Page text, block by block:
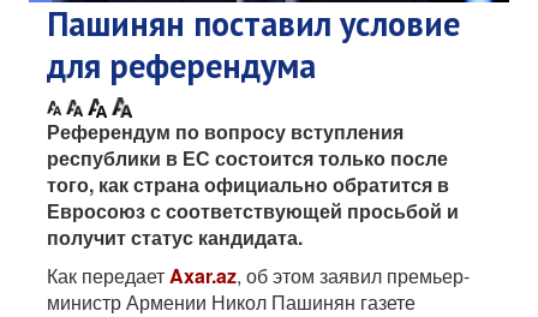
Пашинян поставил условие
для референдума
Референдум по вопросу вступления
республики в ЕС состоится только после
того, как страна официально обратится в
Евросоюз с соответствующей просьбой и
получит статус кандидата.
Как передаетAxar.az, об этом заявил премьер-
министр Армении Никол Пашинян газете